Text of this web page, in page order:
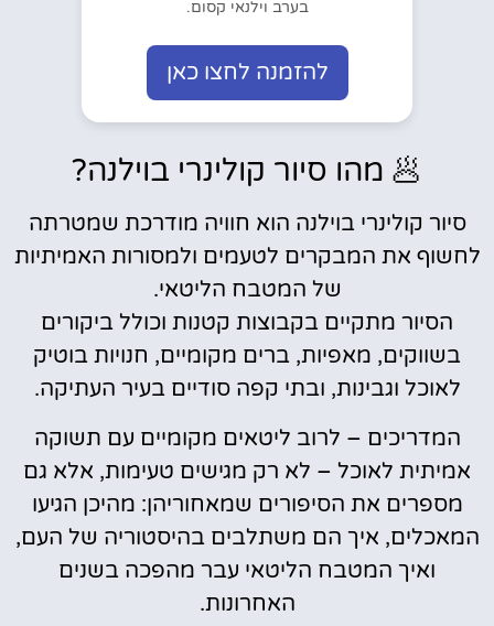
בערב וילנאי קסום.
להזמנה לחצו כאן
🥟 מהו סיור קולינרי בוילנה?
סיור קולינרי בוילנה הוא חוויה מודרכת שמטרתה
לחשוף את המבקרים לטעמים ולמסורות האמיתיות
של המטבח הליטאי.
הסיור מתקיים בקבוצות קטנות וכולל ביקורים
בשווקים, מאפיות, ברים מקומיים, חנויות בוטיק
לאוכל וגבינות, ובתי קפה סודיים בעיר העתיקה.
המדריכים – לרוב ליטאים מקומיים עם תשוקה
אמיתית לאוכל – לא רק מגישים טעימות, אלא גם
מספרים את הסיפורים שמאחוריהן: מהיכן הגיעו
המאכלים, איך הם משתלבים בהיסטוריה של העם,
ואיך המטבח הליטאי עבר מהפכה בשנים
האחרונות.